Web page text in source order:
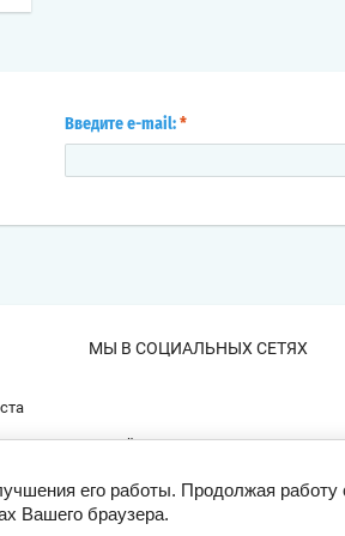
Введите e-mail: *
МЫ В СОЦИАЛЬНЫХ СЕТЯХ
мероприятий
его работы. Продолжая
Вашего браузера.